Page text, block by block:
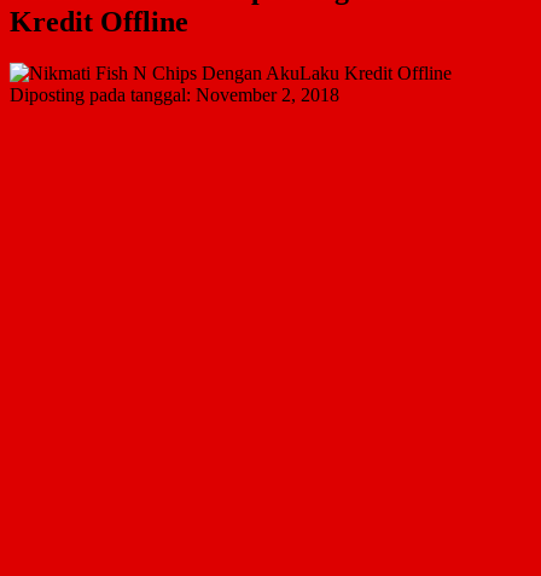
Kredit Offline
Diposting pada tanggal: November 2, 2018